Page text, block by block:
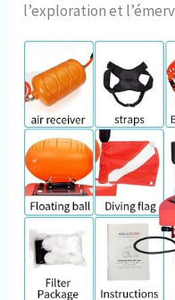
l’exploration et